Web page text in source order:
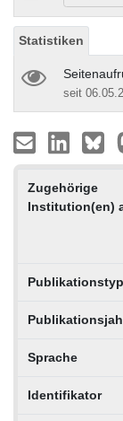
Statistiken
seit
Zugehörige
Institution(en)
Publikationstyp
Sprache
Identifikator